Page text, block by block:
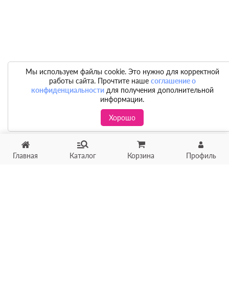
Главная Каталог Корзина Профиль
Мы используем файлы cookie. Это нужно для корректной
работы сайта. Прочтите наше соглашение о
конфиденциальностидля получения дополнительной
информации.
Хорошо